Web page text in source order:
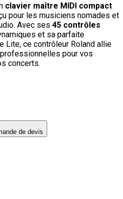
clavier maître MIDI compact
pour les musiciens nomades et
Avec ses 45 contrôles
et sa parfaite
Lite, ce contrôleur Roland allie
pour vos
concerts.
de devis